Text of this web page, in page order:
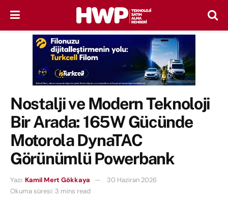
Nostalji ve Modern Teknoloji
Bir Arada: 165W Gücünde
Motorola DynaTAC
Görünümlü Powerbank
Yazı: Kamil Mert Gökkaya
30 Haziran 2026
Okuma süresi: 3 mins read